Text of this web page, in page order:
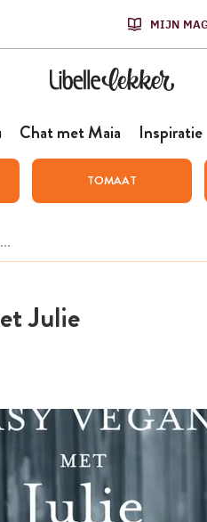
MIJN
Chat met Maia Inspiratie
TOMAAT
Julie